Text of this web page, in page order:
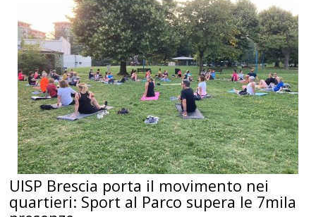
UISP Brescia porta il movimento nei
quartieri: Sport al Parco supera le 7mila